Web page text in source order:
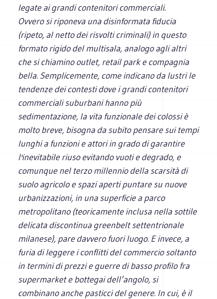
legate ai grandi contenitori commerciali.
Ovvero si riponeva una disinformata fiducia
(ripeto, al netto dei risvolti criminali) in questo
formato rigido del multisala, analogo agli altri
che si chiamino outlet, retail park e compagnia
bella. Semplicemente, come indicano da lustri le
tendenze dei contesti dove i grandi contenitori
commerciali suburbani hanno più
sedimentazione, la vita funzionale dei colossi è
molto breve, bisogna da subito pensare sui tempi
lunghi a funzioni e attori in grado di garantire
l'inevitabile riuso evitando vuoti e degrado, e
comunque nel terzo millennio della scarsità di
suolo agricolo e spazi aperti puntare su nuove
urbanizzazioni, in una superficie a parco
metropolitano (teoricamente inclusa nella sottile
delicata discontinua greenbelt settentrionale
milanese), pare davvero fuori luogo. E invece, a
furia di leggere i conflitti del commercio soltanto
in termini di prezzi e guerre di basso profilo fra
supermarket e bottegai dell’angolo, si
combinano anche pasticci del genere. In cui, è il